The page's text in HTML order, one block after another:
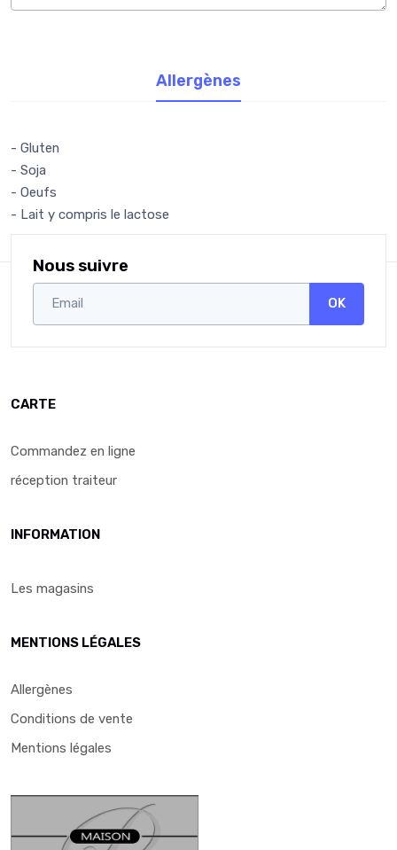
Allergènes
- Gluten
- Soja
- Oeufs
- Lait y compris le lactose
Nous suivre
OK
CARTE
Commandez en ligne
réception traiteur
INFORMATION
Les magasins
MENTIONS LÉGALES
Allergènes
Conditions de vente
Mentions légales